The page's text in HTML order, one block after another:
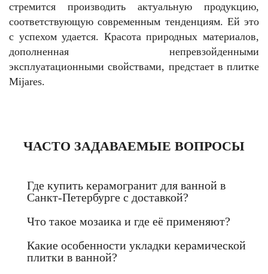
стремится производить актуальную продукцию,
соответствующую современным тенденциям. Ей это
с успехом удается. Красота природных материалов,
дополненная непревзойденными
эксплуатационными свойствами, предстает в плитке
Mijares.
ЧАСТО ЗАДАВАЕМЫЕ ВОПРОСЫ
Где купить керамогранит для ванной в
Санкт-Петербурге с доставкой?
Что такое мозаика и где её применяют?
Какие особенности укладки керамической
плитки в ванной?